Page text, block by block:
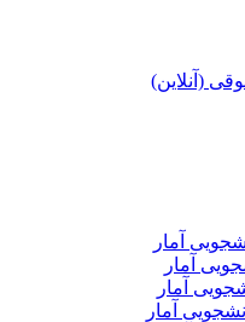
(آنلاین)
آمار
آمار
آمار
آمار